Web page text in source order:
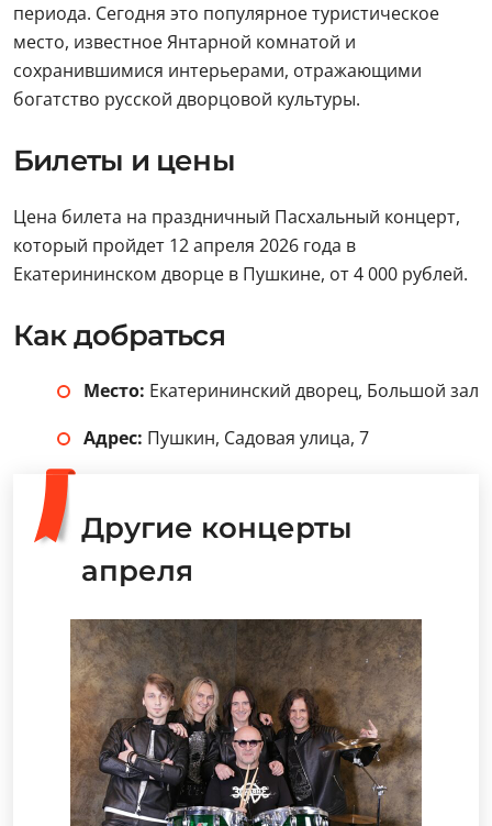
периода. Сегодня это популярное туристическое
место, известное Янтарной комнатой и
сохранившимися интерьерами, отражающими
богатство русской дворцовой культуры.
Билеты и цены
Цена билета на праздничный Пасхальный концерт,
который пройдет 12 апреля 2026 года в
Екатерининском дворце в Пушкине, от 4 000 рублей.
Как добраться
Место: Екатерининский дворец, Большой зал
Адрес: Пушкин, Садовая улица, 7
Другие концерты
апреля